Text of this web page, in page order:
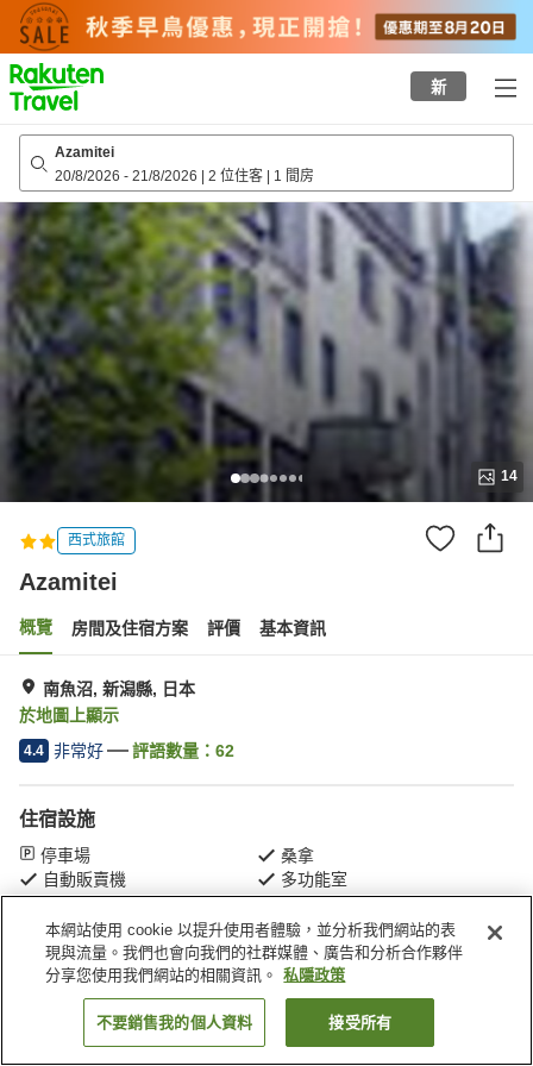
to
top
page
新
Azamitei
20/8/2026 - 21/8/2026 | 2 位住客 | 1 間房
14
西式旅館
Azamitei
概覽 房間及住宿方案 評價 基本資訊
南魚沼, 新潟縣, 日本
於地圖上顯示
4.4 非常好 評語數量： 62
住宿設施
停車場
桑拿
自動販賣機
多功能室
主頁 日本 新潟縣 南魚沼 Azamitei
找客房
本網站使用 cookie 以提升使用者體驗，並分析我們網站的表
現與流量。我們也會向我們的社群媒體、廣告和分析合作夥伴
分享您使用我們網站的相關資訊。
私隱政策
不要銷售我的個人資料 接受所有